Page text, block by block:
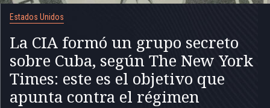
Estados Unidos
La CIA formó un grupo secreto
sobre Cuba, según The New York
Times: este es el objetivo que
apunta contra el régimen